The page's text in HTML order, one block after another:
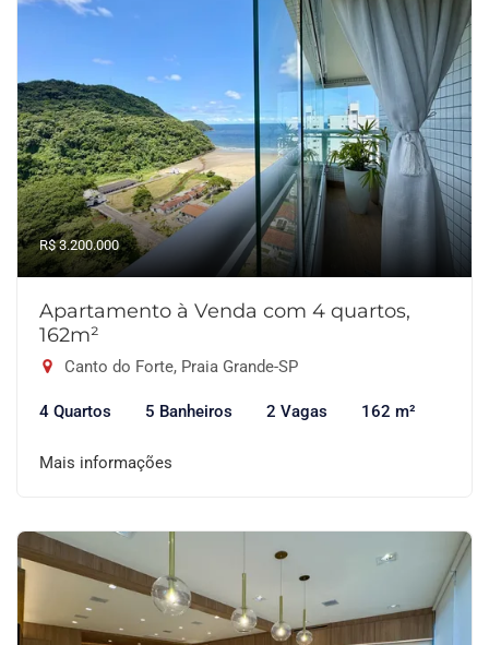
R$ 3.200.000
Apartamento à Venda com 4 quartos,
162m²
Canto do Forte, Praia Grande-SP
4 Quartos 5 Banheiros 2 Vagas 162 m²
Mais informações